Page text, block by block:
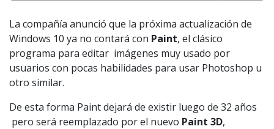
La compañía anunció que la próxima actualización de
Windows 10 ya no contará con Paint, el clásico
programa para editar imágenes muy usado por
usuarios con pocas habilidades para usar Photoshop u
otro similar.
De esta forma Paint dejará de existir luego de 32 años
pero será reemplazado por el nuevo Paint 3D,